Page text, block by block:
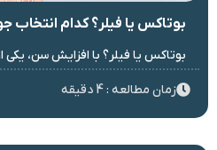
بوتاکس یا فیلر؟ کدام انتخاب
بوتاکس یا فیلر؟ با افزایش سن، یکی
زمان مطالعه : 4 دقیقه